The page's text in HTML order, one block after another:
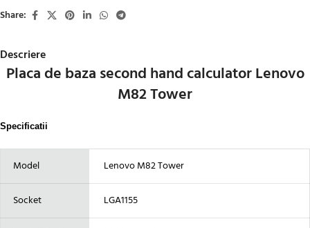
Share:
Descriere
Placa de baza second hand calculator Lenovo
M82 Tower
Specificatii
Model Lenovo M82 Tower
Socket LGA1155